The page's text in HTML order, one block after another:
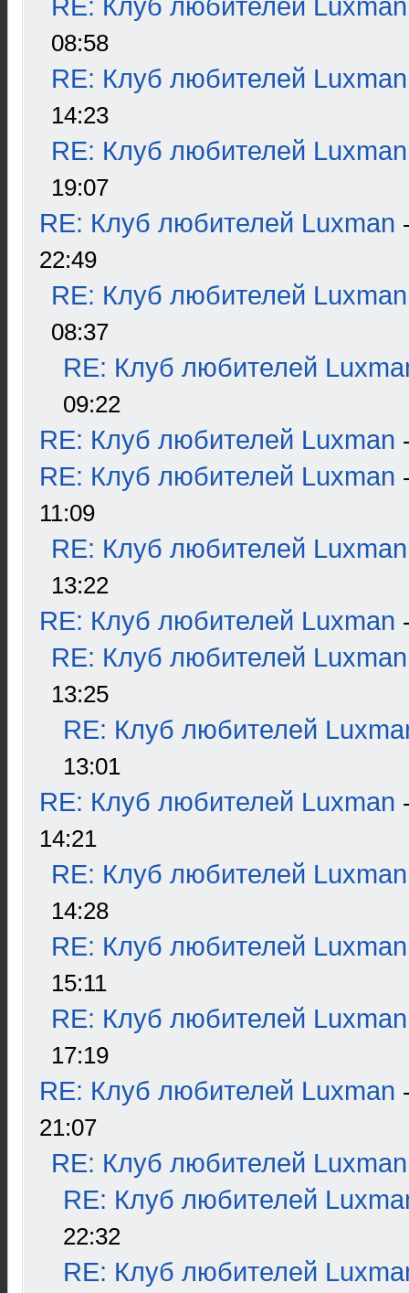
RE: Клуб любителей Luxman
08:58
RE: Клуб любителей Luxman
14:23
RE: Клуб любителей Luxman
19:07
RE: Клуб любителей Luxman
22:49
RE: Клуб любителей Luxman
08:37
RE: Клуб любителей
09:22
RE: Клуб любителей Luxman
RE: Клуб любителей Luxman
11:09
RE: Клуб любителей Luxman
13:22
RE: Клуб любителей Luxman
RE: Клуб любителей Luxman
13:25
RE: Клуб любителей
13:01
RE: Клуб любителей Luxman
14:21
RE: Клуб любителей Luxman
14:28
RE: Клуб любителей Luxman
15:11
RE: Клуб любителей Luxman
17:19
RE: Клуб любителей Luxman
21:07
RE: Клуб любителей Luxman
RE: Клуб любителей
22:32
RE: Клуб любителей